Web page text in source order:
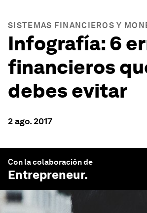
SISTEMAS FINANCIEROS Y
Infografía: 6
financieros
debes evitar
2 ago. 2017
Con la colaboración de
Entrepreneur.